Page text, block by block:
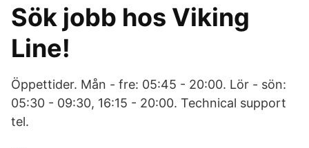
Sök jobb hos Viking
Line!
Öppettider. Mån - fre: 05:45 - 20:00. Lör - sön:
05:30 - 09:30, 16:15 - 20:00. Technical support
tel.